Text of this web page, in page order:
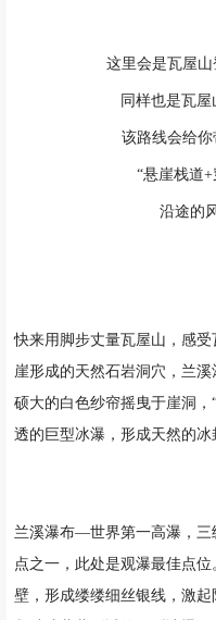
这里会是瓦屋
同样也是瓦
该路线会给
“悬崖栈道
沿途的
快来用脚步丈量瓦屋山，感受
崖形成的天然石岩洞穴，兰
硕大的白色纱帘摇曳于崖洞，
透的巨型冰瀑，形成天然的冰
兰溪瀑布—世界第一高瀑，三
点之一，此处是观瀑最佳点
壁，形成缕缕细丝银线，激